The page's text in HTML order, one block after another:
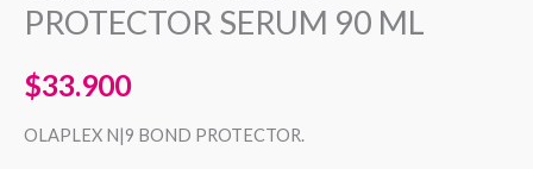
PROTECTOR SERUM 90 ML
$33.900
OLAPLEX N|9 BOND PROTECTOR.